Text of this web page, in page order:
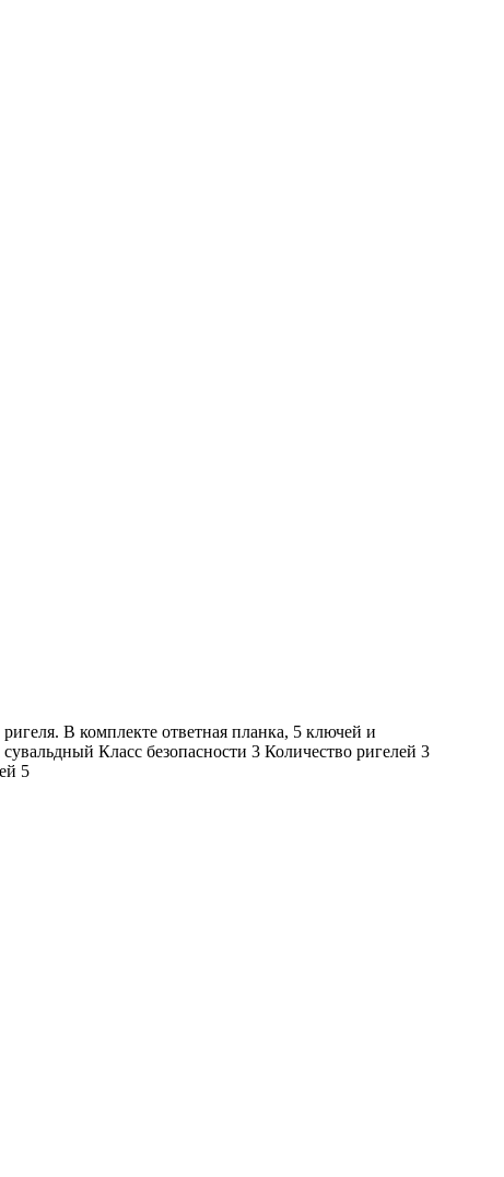
В комплекте ответная планка, 5 ключей и
Класс безопасности 3 Количество ригелей 3
5